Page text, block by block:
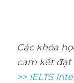
Các khóa
cam kết đạt
>> IELTS